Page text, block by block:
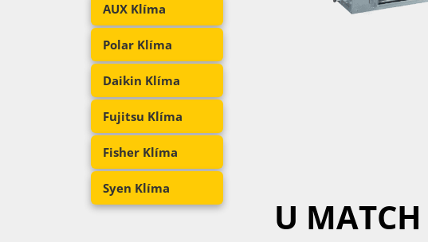
AUX Klíma
Polar Klíma
Daikin Klíma
Fujitsu Klíma
Fisher Klíma
Syen Klíma
U MATCH